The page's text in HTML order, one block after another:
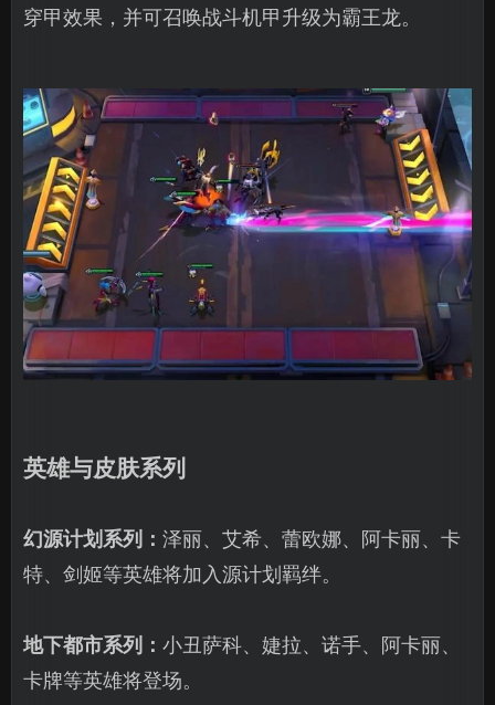
穿甲效果，并可召唤战斗机甲升级为霸王龙。
英雄与皮肤系列
幻源计划系列： 泽丽、艾希、蕾欧娜、阿卡丽、卡
特、剑姬等英雄将加入源计划羁绊。
地下都市系列： 小丑萨科、婕拉、诺手、阿卡丽、
卡牌等英雄将登场。